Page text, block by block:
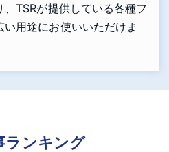
TSRが提供している各種フ
用途にお使いいただけま
ランキング